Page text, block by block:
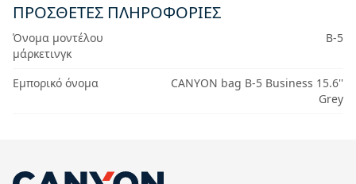
ΠΡΟΣΘΕΤΕΣ ΠΛΗΡΟΦΟΡΙΕΣ
Όνομα μοντέλου
μάρκετινγκ
B-5
Εμπορικό όνομα
CANYON bag B-5 Business 15.6''
Grey